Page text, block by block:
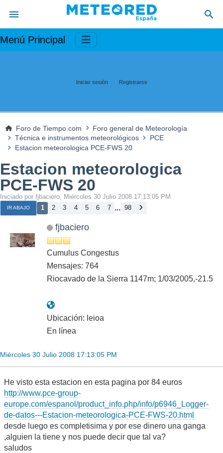
Menú Principal
Iniciar sesión Registrarse
Foro de Tiempo.com
Foro general de Meteorología
Técnica e instrumentos meteorológicos
PCE
Estacion meteorologica PCE-FWS 20
Estacion meteorologica
PCE-FWS 20
Iniciado por fjbaciero, Miércoles 30 Julio 2008 17:13:05 PM
IR ABAJO 1 2 3 4 5 6 7 ... 98
fjbaciero
Cumulus Congestus
Mensajes: 764
Riocavado de la Sierra 1147m; 1/03/2005,-21.5
Ubicación: leioa
En línea
Miércoles 30 Julio 2008 17:13:05 PM
He visto esta estacion en esta pagina por 84 euros
http://www.pce-group-
europe.com/espanol/product_info.php/info/p6946_Logger-
de-datos---Estacion-meteorologica-PCE-FWS-20.html
desde luego es completisima y por ese dinero una ganga
,alguien la tiene y nos puede decir que tal va?
saludos